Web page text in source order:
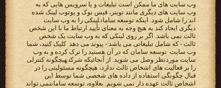
‫وب سایت های ما ممکن است تبلیغات و یا سرویس هایی که به
وب سایت های دیگری مانند تویتر، فیس بوک و یوتوب لینک‬ ‫شده
اند را شامل شود. اینکه ‪ توسعه سامان‬لینکی را به وب سایت
دیگری ایجاد کند به هیچ وجه به معنای تأیید ارتباط ما با این‬ ‫شخص
ثالث نمی باشد. اگر بر روی لینکی که به وب سایت یک شخص
ثالث - که شامل تبلیغاتی می باشد - پیوند می دهد ‬ کلیک ‫کنید، شما
وب سایت ‪ توسعه سامان ‬که در آن هستید را ترک کرده و به وب
سایت موردنظر وصل می شوید. از آنجائیکه‬ ‫‪ شرکت‬هیچگونه کنترلی
را بر فعالیت های اشخاص ثالث ندارد، هیچگونه مسئولیتی را در
قبال چگونگی استفاده از داده‬ ‫های شخصی شما توسط این
اشخاص ثالث عهده دار نمی شویم. بعلاوه، توسعه سامان‬نمی تواند